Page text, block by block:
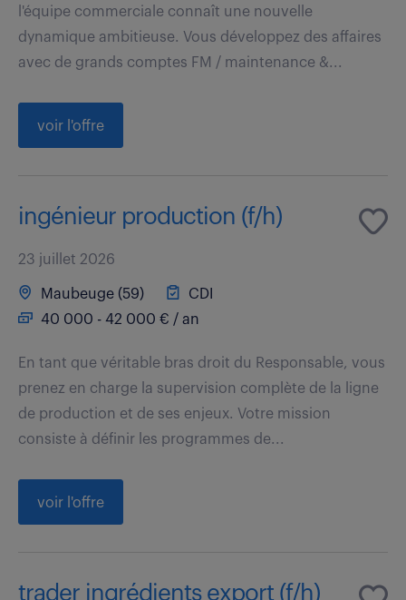
l'équipe commerciale connaît une nouvelle
dynamique ambitieuse. Vous développez des affaires
avec de grands comptes FM / maintenance &...
voir l'offre
ingénieur production (f/h)
23 juillet 2026
Maubeuge (59)
CDI
40 000 - 42 000 € / an
En tant que véritable bras droit du Responsable, vous
prenez en charge la supervision complète de la ligne
de production et de ses enjeux. Votre mission
consiste à définir les programmes de...
voir l'offre
trader ingrédients export (f/h)